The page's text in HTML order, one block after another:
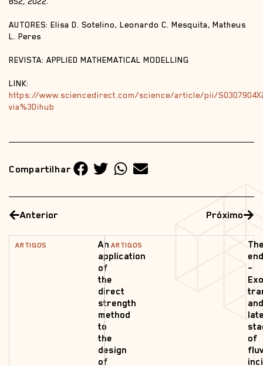
AUTORES: Elisa D. Sotelino, Leonardo C. Mesquita, Matheus
L. Peres
REVISTA: APPLIED MATHEMATICAL MODELLING
LINK:
https://www.sciencedirect.com/science/article/pii/
via%3Dihub
Compartilhar
Anterior
ARTIGOS
An
application
of
the
direct
strength
method
to
the
design
of
Próximo
ARTIGOS
–
and
of